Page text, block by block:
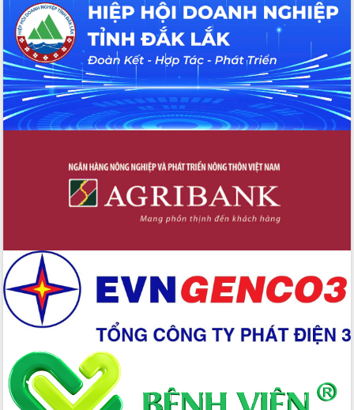
Chuyển đổi số 'mở đường' cho nông
nghiệp Đắk Lắk tăng trưởng bứt phá
Triển khai đồng bộ đo đạc, lập hồ sơ
địa chính, hoàn thiện cơ sở dữ liệu đất
đai
Ứng dụng sinh trắc học - Bước tiến
trong hành trình chuyển đổi số tại Đắk
Lắk
Đảng từ Sổ tay đảng viên điện tử
Đắk Lắk đẩy mạnh nuôi biển công
nghệ, hướng tới phát triển thủy sản
cấp xã
Đắk Lắk phát động hưởng ứng Ngày
Quyền của người tiêu dùng Việt Nam
2026
Đẩy mạnh cải cách hành chính, quyết
tâm đạt được mục tiêu tăng trưởng
hai con số trong năm 2026
Tổ chức trang trọng Lễ hội Đền thờ
Lương Văn Chánh năm 2026